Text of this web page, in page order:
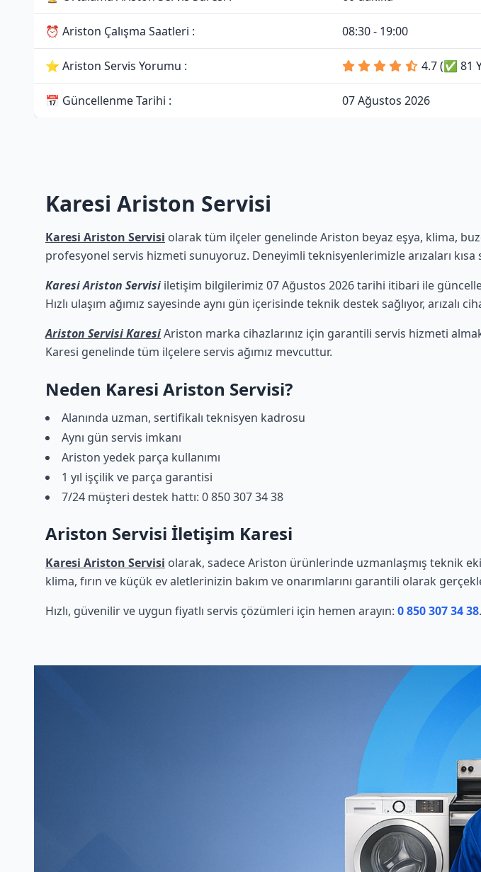
⏰ Ariston Çalışma Saatleri : 08:30 - 19:00
⭐ Ariston Servis Yorumu : 4.7 (✅ 81
📅 Güncellenme Tarihi : 07 Ağustos 2026
Karesi Ariston Servisi
Karesi Ariston Servisi olarak tüm ilçeler genelinde Ariston beyaz eşya, klima,
profesyonel servis hizmeti sunuyoruz. Deneyimli teknisyenlerimizle arızaları
Karesi Ariston Servisi iletişim bilgilerimiz 07 Ağustos 2026 tarihi itibari ile
Hızlı ulaşım ağımız sayesinde aynı gün içerisinde teknik destek sağlıyor,
Ariston Servisi KaresiAriston marka cihazlarınız için garantili servis hizmeti
Karesi genelinde tüm ilçelere servis ağımız mevcuttur.
Neden Karesi Ariston Servisi?
Alanında uzman, sertifikalı teknisyen kadrosu
Aynı gün servis imkanı
Ariston yedek parça kullanımı
1 yıl işçilik ve parça garantisi
7/24 müşteri destek hattı: 0 850 307 34 38
Ariston Servisi İletişim Karesi
Karesi Ariston Servisi olarak, sadece Ariston ürünlerinde uzmanlaşmış teknik
klima, fırın ve küçük ev aletlerinizin bakım ve onarımlarını garantili olarak
Hızlı, güvenilir ve uygun fiyatlı servis çözümleri için hemen arayın: 0 850 307 34 38.